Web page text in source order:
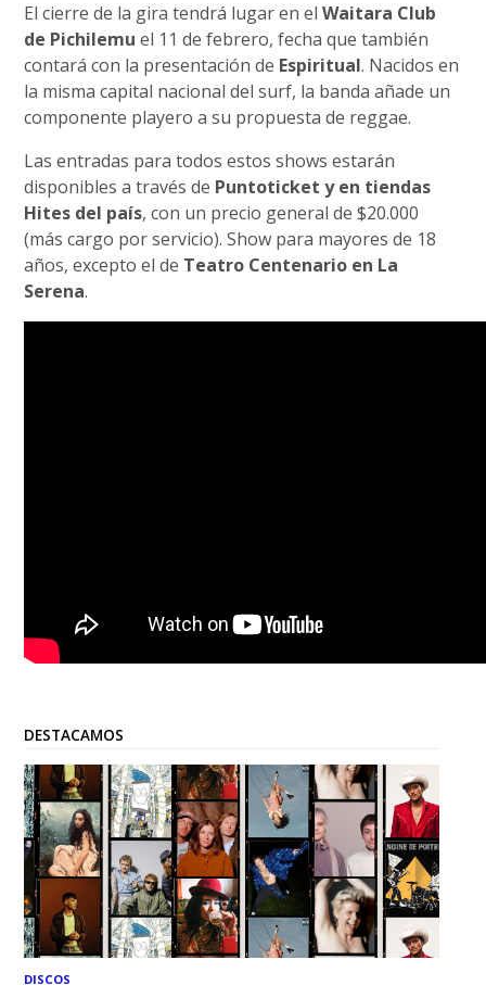
El cierre de la gira tendrá lugar en elWaitara Club
de Pichilemu el 11 de febrero, fecha que también
contará con la presentación de Espiritual. Nacidos en
la misma capital nacional del surf, la banda añade un
componente playero a su propuesta de reggae.
Las entradas para todos estos shows estarán
disponibles a través de Puntoticket y en tiendas
Hites del país, con un precio general de $20.000
(más cargo por servicio). Show para mayores de 18
años, excepto el de Teatro Centenario en La
Serena.
DESTACAMOS
DISCOS